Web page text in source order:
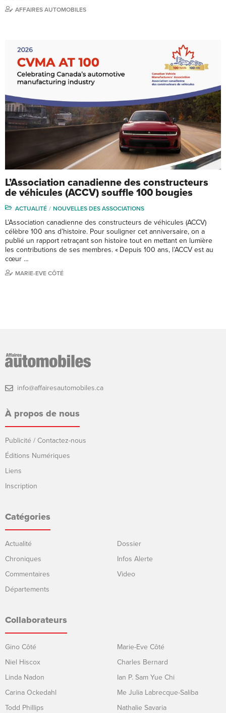
AFFAIRES AUTOMOBILES
L’Association canadienne des constructeurs
de véhicules (ACCV) souffle 100 bougies
ACTUALITÉ NOUVELLES DES ASSOCIATIONS
L’Association canadienne des constructeurs de véhicules (ACCV)
célèbre 100 ans d’histoire. Pour souligner cet anniversaire, on a
publié un rapport retraçant son histoire tout en mettant en lumière
les contributions de ses membres. « Depuis 100 ans, l’ACCV est au
cœur …
MARIE-EVE CÔTÉ
info@affairesautomobiles.ca
À propos de nous
Publicité / Contactez-nous
Éditions Numériques
Liens
Inscription
Catégories
Actualité
Chroniques
Commentaires
Départements
Dossier
Infos Alerte
Video
Collaborateurs
Gino Côté
Niel Hiscox
Linda Nadon
Carina Ockedahl
Todd Phillips
Marie-Eve Côté
Charles Bernard
Ian P. Sam Yue Chi
Me Julia Labrecque-Saliba
Nathalie Savaria